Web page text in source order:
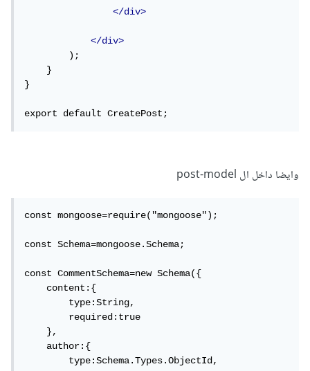
</div>
</div>
);
}
}
export default CreatePost;
وايضا داخل ال post-model
const mongoose=require("mongoose");
const Schema=mongoose.Schema;
const CommentSchema=new Schema({
content:{
type:String,
required:true
},
author:{
type:Schema.Types.ObjectId,